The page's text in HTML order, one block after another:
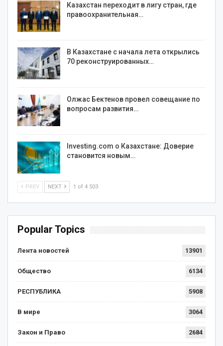
Казахстан переходит в лигу стран, где
правоохранительная…
В Казахстане с начала лета открылись
70 реконструированных…
Олжас Бектенов провел совещание по
вопросам развития…
Investing.com о Казахстане: Доверие
становится новым…
PREV NEXT 1 of 4 503
Popular Topics
Лента новостей 13901
Общество 6134
РЕСПУБЛИКА 5908
В мире 3064
Закон и Право 2684